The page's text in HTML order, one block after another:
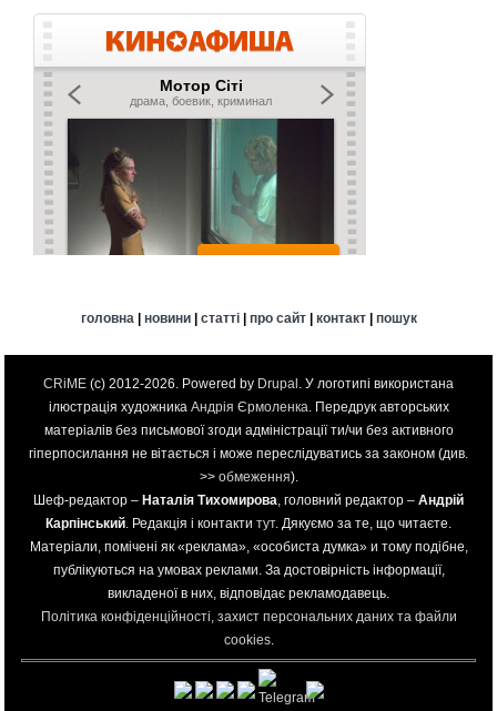
головна| новини| статті| про сайт| контакт| пошук
CRiME (c) 2012-2026. Powered by Drupal . У логотипі використана
ілюстрація художника Андрія Єрмоленка. Передрук авторських
матеріалів без письмової згоди адміністрації ти/чи без активного
гіперпосилання не вітається і може переслідуватись за законом (див.
>> обмеження).
Шеф-редактор – Наталія Тихомирова, головний редактор – Андрій
Карпінський. Редакція і контакти тут. Дякуємо за те, що читаєте.
Матеріали, помічені як «реклама», «особиста думка» и тому подібне,
публікуються на умовах реклами. За достовірність інформації,
викладеної в них, відповідає рекламодавець.
Політика конфіденційності, захист персональних даних та файли
cookies.